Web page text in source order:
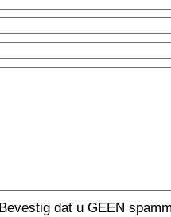
Bevestig dat u GEEN